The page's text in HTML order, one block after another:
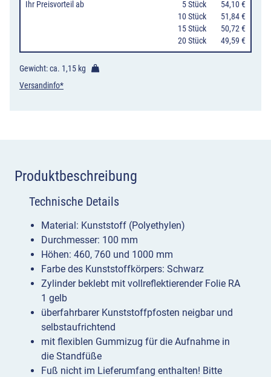
oder
1000
mm
Ihr Preisvorteil ab 5 Stück
54,10 €
10 Stück
51,84 €
15 Stück
50,72 €
20 Stück
49,59 €
Gewicht: ca. 1,15 kg
Versandinfo*
Produktbeschreibung
Technische Details
Material: Kunststoff (Polyethylen)
Durchmesser: 100 mm
Höhen: 460, 760 und 1000 mm
Farbe des Kunststoffkörpers: Schwarz
Zylinder beklebt mit vollreflektierender Folie RA
1 gelb
überfahrbarer Kunststoffpfosten neigbar und
selbstaufrichtend
mit flexiblen Gummizug für die Aufnahme in
die Standfüße
Fuß nicht im Lieferumfang enthalten! Bitte